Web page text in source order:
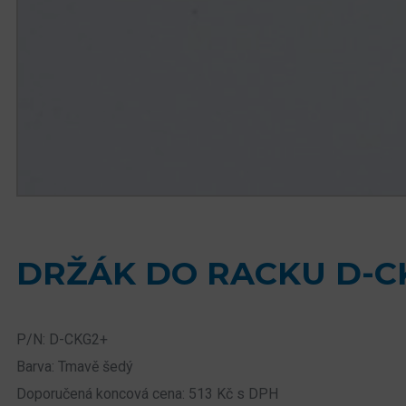
DRŽÁK DO RACKU D-
P/N: D-CKG2+
Barva: Tmavě šedý
Doporučená koncová cena: 513 Kč s DPH